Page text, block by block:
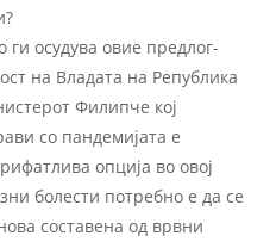
ги осудува овие предлог-
на Владата на Република
Филипче кој
со пандемијата е
опција во овој
болести потребно е да се
составена од врвни